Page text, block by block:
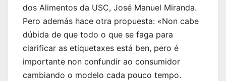
dos Alimentos da USC, José Manuel Miranda.
Pero además hace otra propuesta: «Non cabe
dúbida de que todo o que se faga para
clarificar as etiquetaxes está ben, pero é
importante non confundir ao consumidor
cambiando o modelo cada pouco tempo.